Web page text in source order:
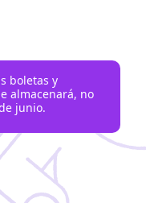
boletas y
almacenará, no
junio.